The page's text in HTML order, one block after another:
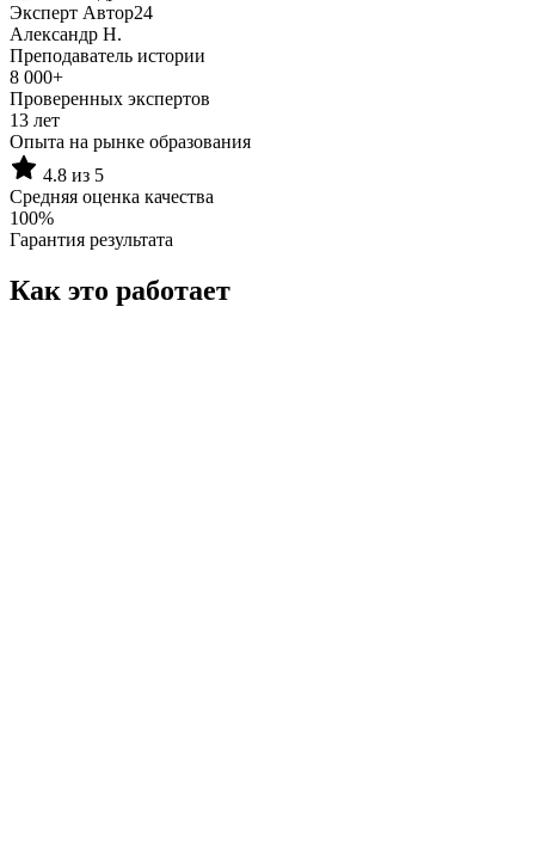
Эксперт Автор24
Александр Н.
Преподаватель истории
8 000+
Проверенных экспертов
13 лет
Опыта на рынке образования
4.8 из 5
Средняя оценка качества
100%
Гарантия результата
Как это работает